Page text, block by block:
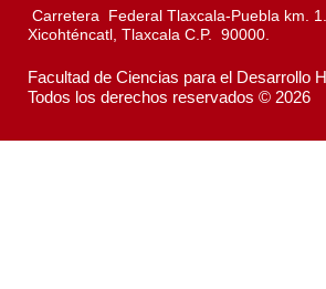
Carretera Federal Tlaxcala-Puebla km.
Xicohténcatl, Tlaxcala C.P. 90000.
Facultad de Ciencias para el Desarrollo
Todos los derechos reservados © 2026